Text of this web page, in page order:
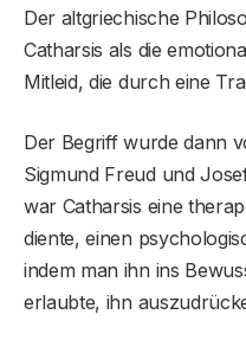
Der altgriechische
Catharsis als die
Mitleid, die durch eine
Der Begriff wurde dann
Sigmund Freud und
war Catharsis eine
diente, einen
indem man ihn ins
erlaubte, ihn